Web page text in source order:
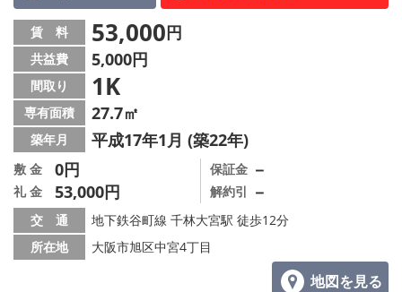
メールでお問い合わせ
賃 料 53,000円
共益費 5,000円
間取り 1K
専有面積 27.7㎡
築年月 平成17年1月 (築22年)
敷 金 0円
礼 金 53,000円
保証金 －
解約引 －
交 通
地下鉄谷町線 千林大宮駅 徒歩12分
所在地
大阪市旭区中宮4丁目
地図を見る